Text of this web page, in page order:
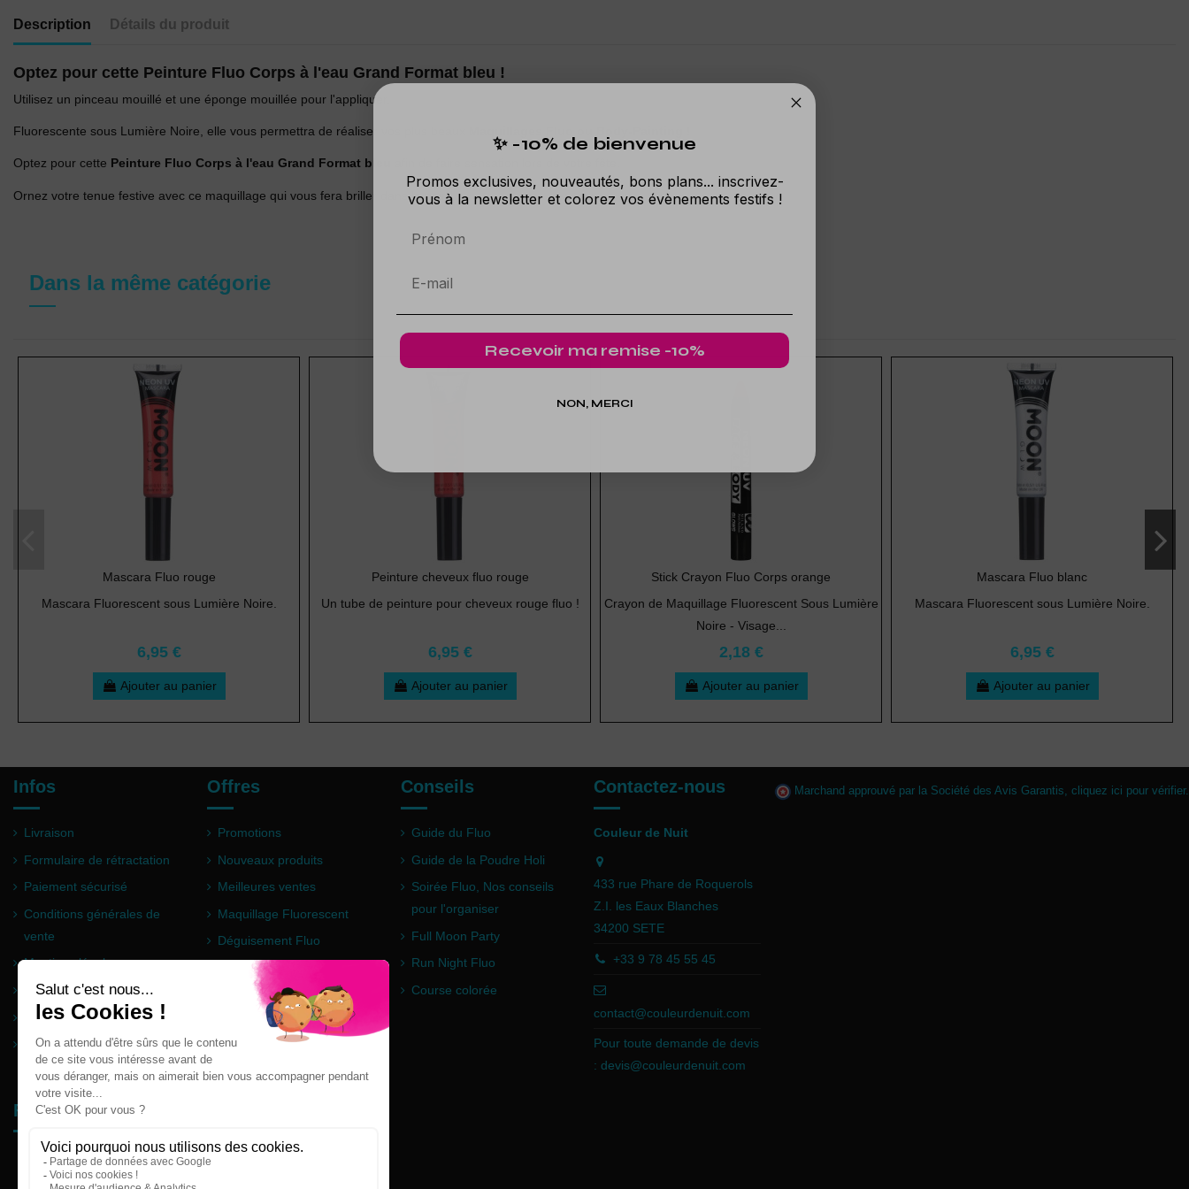
Description Détails du produit
Optez pour cette Peinture Fluo Corps à l'eau Grand Format bleu !
Utilisez un pinceau mouillé et une éponge mouillée pour l'appliquer.
Fluorescente sous Lumière Noire, elle vous permettra de réaliser vos plus beaux
Optez pour cette Peinture Fluo Corps à l'eau Grand Format bleu
Ornez votre tenue festive avec ce maquillage qui vous fera briller dans le noir !
Dans la même catégorie
Mascara Fluo rouge
Mascara Fluorescent sous Lumière Noire.
6,95 €
Ajouter au panier
Peinture cheveux fluo rouge
Un tube de peinture pour cheveux rouge fluo !
6,95 €
Ajouter au panier
Stick Crayon Fluo Corps orange
Crayon de Maquillage Fluorescent Sous Lumière
Noire - Visage...
2,18 €
Ajouter au panier
Mascara Fluo blanc
Mascara Fluorescent sous Lumière Noire.
6,95 €
Ajouter au panier
Infos
Livraison
Formulaire de rétractation
Paiement sécurisé
Conditions générales de
vente
Mentions légales
Questions fréquentes
Partenaires
Plan du site
Offres
Promotions
Nouveaux produits
Meilleures ventes
Maquillage Fluorescent
Déguisement Fluo
Poudre Holi
Conseils
Guide du Fluo
Guide de la Poudre Holi
Soirée Fluo, Nos conseils
pour l'organiser
Full Moon Party
Run Night Fluo
Course colorée
Contactez-nous
Couleur de Nuit
433 rue Phare de Roquerols
Z.I. les Eaux Blanches
34200 SETE
+33 9 78 45 55 45
contact@couleurdenuit.com
Pour toute demande de devis
:devis@couleurdenuit.com
Marchand approuvé par la Société des Avis Garantis, cliquez ici pour vérifier.
Follow us
✨ -10% de bienvenue
Promos exclusives, nouveautés, bons plans... inscrivez-
vous à la newsletter et colorez vos évènements festifs !
Prénom
Recevoir ma remise -10%
NON, MERCI